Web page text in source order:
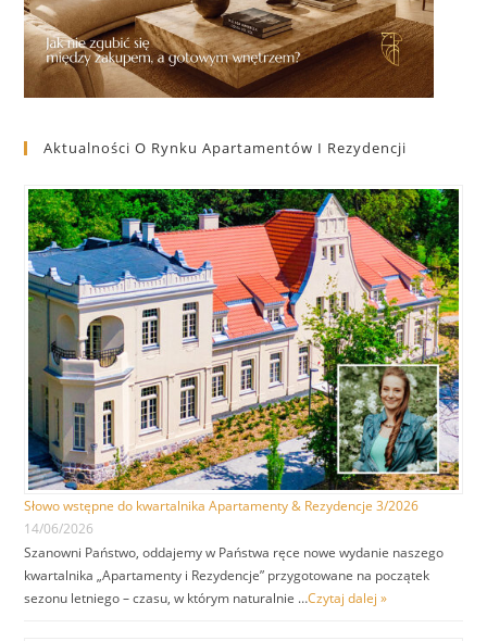
Aktualności O Rynku Apartamentów I Rezydencji
Słowo wstępne do kwartalnika Apartamenty & Rezydencje 3/2026
14/06/2026
Szanowni Państwo, oddajemy w Państwa ręce nowe wydanie naszego
kwartalnika „Apartamenty i Rezydencje” przygotowane na początek
sezonu letniego – czasu, w którym naturalnie …Czytaj dalej »